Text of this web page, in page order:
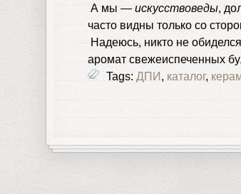
А мы —искусствоведы,
часто видны только со
Надеюсь, никто не
аромат свежеиспеченных
Tags: ДПИ , каталог,